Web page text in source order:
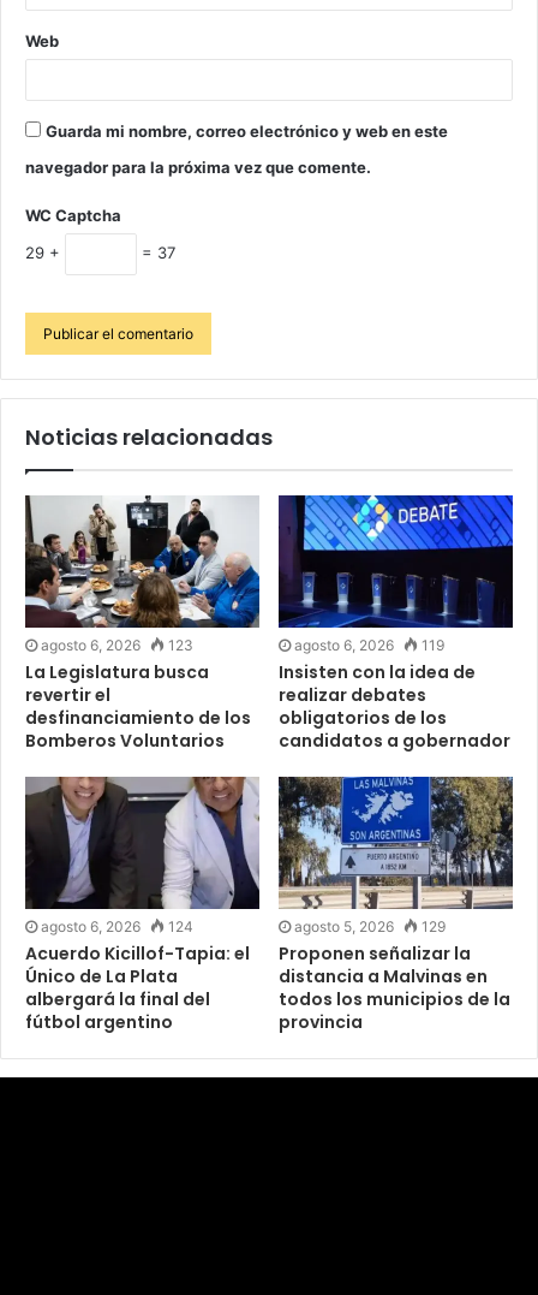
Web
Guarda mi nombre, correo electrónico y web en este
navegador para la próxima vez que comente.
WC Captcha
29 +
= 37
Noticias relacionadas
agosto 6, 2026 123
La Legislatura busca
revertir el
desfinanciamiento de los
Bomberos Voluntarios
agosto 6, 2026 119
Insisten con la idea de
realizar debates
obligatorios de los
candidatos a gobernador
agosto 6, 2026 124
Acuerdo Kicillof-Tapia: el
Único de La Plata
albergará la final del
fútbol argentino
agosto 5, 2026 129
Proponen señalizar la
distancia a Malvinas en
todos los municipios de la
provincia